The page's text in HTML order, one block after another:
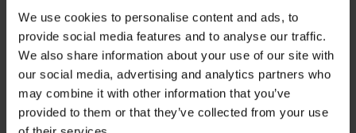
We use cookies to personalise content and ads, to
provide social media features and to analyse our traffic.
We also share information about your use of our site with
our social media, advertising and analytics partners who
may combine it with other information that you’ve
provided to them or that they’ve collected from your use
Razprodaja -70%
Polpodloženi modrček Estel
Popust
14,70 € Prvotna cena
48,99 €
-20 % BRA20